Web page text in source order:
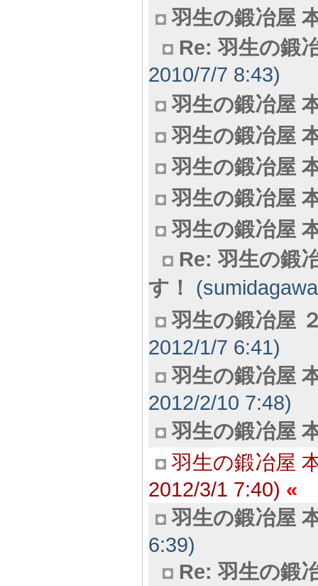
羽生の鍛冶屋
Re: 羽生の鍛
2010/7/7 8:43)
羽生の鍛冶屋
羽生の鍛冶屋
羽生の鍛冶屋
羽生の鍛冶屋
羽生の鍛冶屋
Re: 羽生の鍛
す！
羽生の鍛冶屋
2012/1/7 6:41)
羽生の鍛冶屋
2012/2/10 7:48)
羽生の鍛冶屋
羽生の鍛冶屋
2012/3/1 7:40)
羽生の鍛冶屋
6:39)
Re: 羽生の鍛